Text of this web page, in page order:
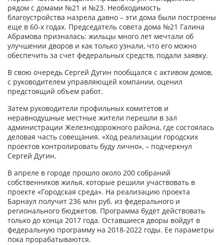
рядом с домами №21 и №23. Необходимость
благоустройства назрела давно – эти дома были построены
еще в 60-х годах. Председатель совета дома №21 Галина
Абрамова призналась: жильцы много лет мечтали об
улучшении дворов и как только узнали, что его можно
обеспечить за счет федеральных средств, подали заявку.
В свою очередь Сергей Дугин пообщался с активом домов,
с руководителем управляющей компании, оценил
предстоящий объем работ.
Затем руководители профильных комитетов и
неравнодушные местные жители перешли в зал
администрации Железнодорожного района, где состоялась
деловая часть совещания. «Ход реализации городских
проектов контролировать буду лично», – подчеркнул
Сергей Дугин.
В апреле в городе прошло около 200 собраний
собственников жилья, которые решили участвовать в
проекте «Городская среда». На реализацию проекта
Барнаул получит 236 млн руб. из федерального и
регионального бюджетов. Программа будет действовать
только до конца 2017 года. Оставшиеся дворы войдут в
федеральную программу на 2018-2022 годы. Ее параметры
пока прорабатываются.